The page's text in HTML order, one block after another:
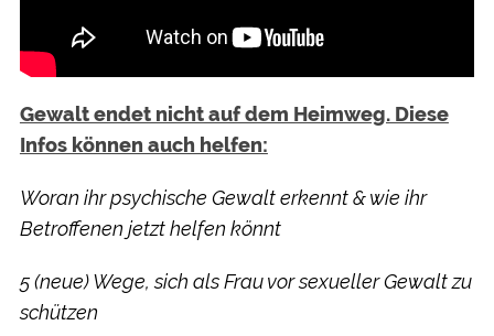
Gewalt endet nicht auf dem Heimweg. Diese
Infos können auch helfen:
Woran ihr psychische Gewalt erkennt & wie ihr
Betroffenen jetzt helfen könnt
5 (neue) Wege, sich als Frau vor sexueller Gewalt zu
schützen